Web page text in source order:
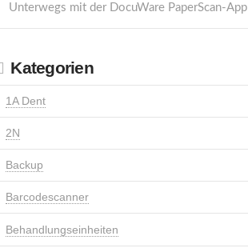
Unterwegs mit der DocuWare PaperScan-App
Kategorien
1A Dent
2N
Backup
Barcodescanner
Behandlungseinheiten